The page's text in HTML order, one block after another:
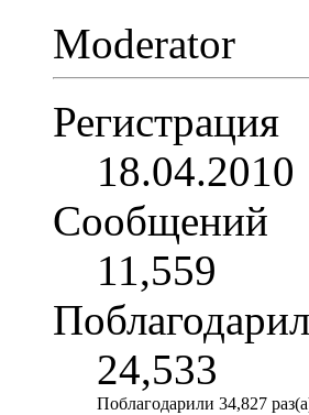
Moderator
Регистрация
18.04.2010
Сообщений
11,559
24,533
Поблагодарили 34,827